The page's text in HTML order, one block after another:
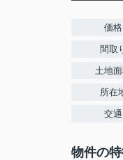
価格
間取
土地
所在
交通
物件の